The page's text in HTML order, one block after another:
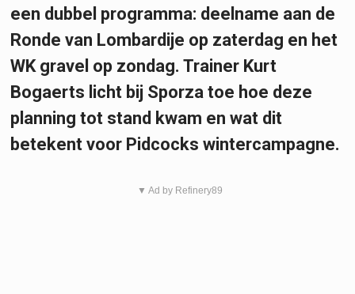
een dubbel programma: deelname aan de
Ronde van Lombardije op zaterdag en het
WK gravel op zondag. Trainer Kurt
Bogaerts licht bij Sporza toe hoe deze
planning tot stand kwam en wat dit
betekent voor Pidcocks wintercampagne.
▼ Ad by Refinery89